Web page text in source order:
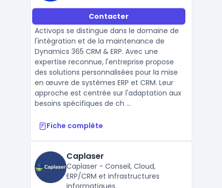
Contacter
Activops se distingue dans le domaine de
l'intégration et de la maintenance de
Dynamics 365 CRM & ERP. Avec une
expertise reconnue, l'entreprise propose
des solutions personnalisées pour la mise
en œuvre de systèmes ERP et CRM. Leur
approche est centrée sur l'adaptation aux
besoins spécifiques de ch ...
Fiche complète
Caplaser
Caplaser - Conseil, Cloud,
ERP/CRM et infrastructures
informatiques.